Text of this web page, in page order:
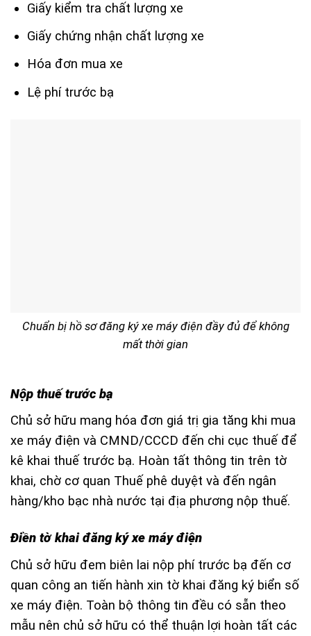
Giấy kiểm tra chất lượng xe
Giấy chứng nhận chất lượng xe
Hóa đơn mua xe
Lệ phí trước bạ
Chuẩn bị hồ sơ đăng ký xe máy điện đầy đủ để không
mất thời gian
Nộp thuế trước bạ
Chủ sở hữu mang hóa đơn giá trị gia tăng khi mua
xe máy điện và CMND/CCCD đến chi cục thuế để
kê khai thuế trước bạ. Hoàn tất thông tin trên tờ
khai, chờ cơ quan Thuế phê duyệt và đến ngân
hàng/kho bạc nhà nước tại địa phương nộp thuế.
Điền tờ khai đăng ký xe máy điện
Chủ sở hữu đem biên lai nộp phí trước bạ đến cơ
quan công an tiến hành xin tờ khai đăng ký biển số
xe máy điện. Toàn bộ thông tin đều có sẵn theo
mẫu nên chủ sở hữu có thể thuận lợi hoàn tất các